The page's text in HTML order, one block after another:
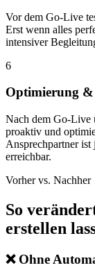
Vor dem Go-Live
Erst wenn alles
intensiver
6
Optimierung
Nach dem Go-Live
proaktiv und
Ansprechpartner
erreichbar.
Vorher vs. Nachher
So
erstellen
❌Ohne